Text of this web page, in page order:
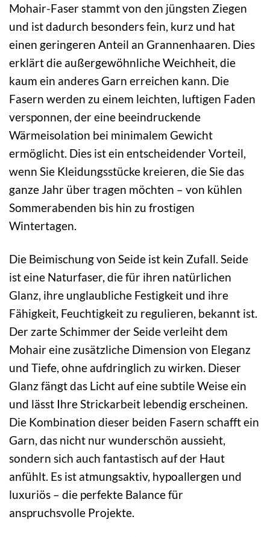
Mohair-Faser stammt von den jüngsten Ziegen
und ist dadurch besonders fein, kurz und hat
einen geringeren Anteil an Grannenhaaren. Dies
erklärt die außergewöhnliche Weichheit, die
kaum ein anderes Garn erreichen kann. Die
Fasern werden zu einem leichten, luftigen Faden
versponnen, der eine beeindruckende
Wärmeisolation bei minimalem Gewicht
ermöglicht. Dies ist ein entscheidender Vorteil,
wenn Sie Kleidungsstücke kreieren, die Sie das
ganze Jahr über tragen möchten – von kühlen
Sommerabenden bis hin zu frostigen
Wintertagen.
Die Beimischung von Seide ist kein Zufall. Seide
ist eine Naturfaser, die für ihren natürlichen
Glanz, ihre unglaubliche Festigkeit und ihre
Fähigkeit, Feuchtigkeit zu regulieren, bekannt ist.
Der zarte Schimmer der Seide verleiht dem
Mohair eine zusätzliche Dimension von Eleganz
und Tiefe, ohne aufdringlich zu wirken. Dieser
Glanz fängt das Licht auf eine subtile Weise ein
und lässt Ihre Strickarbeit lebendig erscheinen.
Die Kombination dieser beiden Fasern schafft ein
Garn, das nicht nur wunderschön aussieht,
sondern sich auch fantastisch auf der Haut
anfühlt. Es ist atmungsaktiv, hypoallergen und
luxuriös – die perfekte Balance für
anspruchsvolle Projekte.